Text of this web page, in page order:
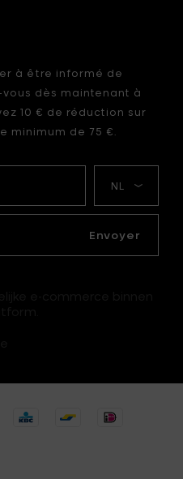
à être informé de
dès maintenant à
10 € de réduction sur
minimum de 75 €.
langue
Envoyer